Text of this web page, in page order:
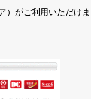
）がご利用いただけま